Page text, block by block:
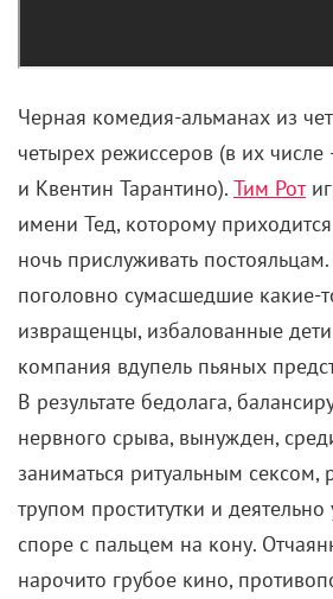
Черная комедия-альманах из
четырех режиссеров (в их числе
и Квентин Тарантино). Тим Рот
имени Тед, которому
ночь прислуживать
поголовно сумасшедшие какие-
извращенцы, избалованные
компания вдупель пьяных
В результате бедолага,
нервного срыва, вынужден,
заниматься ритуальным сексом,
трупом проститутки и деятельно
споре с пальцем на кону.
нарочито грубое кино,